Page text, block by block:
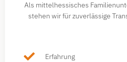
Als mittelhessisches
stehen wir für zuverlässige
Erfahrung